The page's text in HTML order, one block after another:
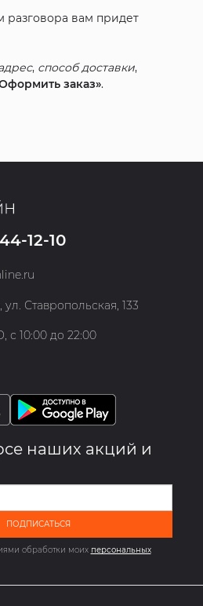
разговора вам придет
, способ доставки,
заказ».
12-10
ул. Ставропольская, 133
10:00 до 22:00
наших акций и
ПОДПИСАТЬСЯ
обработки моих персональных